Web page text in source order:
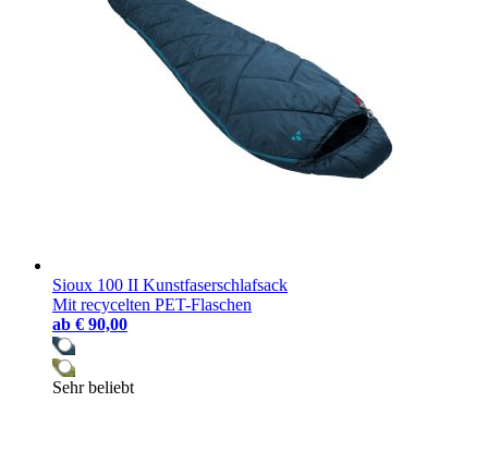
Sioux 100 II Kunstfaserschlafsack
Mit recycelten PET-Flaschen
ab € 90,00
Sehr beliebt